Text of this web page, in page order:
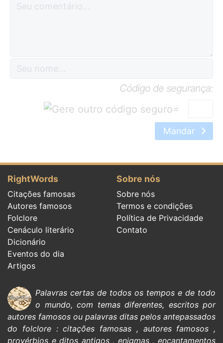
Código de segurança:
=
Mandar
RightWords
Citações famosas
Autores famosos
Folclore
Cenáculo literário
Dicionário
Eventos do dia
Artigos
Sobre nós
Sobre nós
Termos e condições
Política de Privacidade
Contato
Palavras certas de todos os tempos e de todo
o mundo, com temas diferentes, escritos por
autores famosos ou palavras ditas pelos antepassados
do folclore:citações famosas , autores famosos ,
provérbios e ditos antigos, enigmas,encantamentos